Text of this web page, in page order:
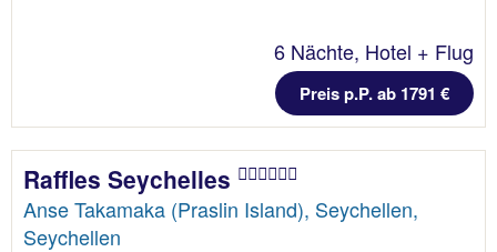
6 Nächte, Hotel + Flug
Preis p.P. ab 1791 €
Raffles Seychelles
Anse Takamaka (Praslin Island), Seychellen,
Seychellen